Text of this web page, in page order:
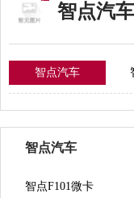
智点汽车
智点汽车
智点汽车
智点F101微卡